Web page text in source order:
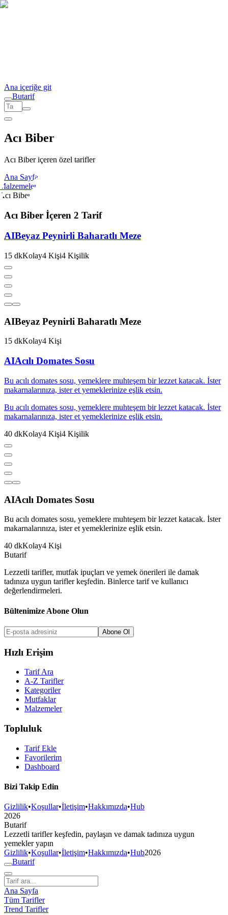
Ana içeriğe git
Butarif
Acı Biber
Acı Biber içeren özel tarifler
Ana Sayfa
Biber
Acı Biber İçeren 2 Tarif
AIBeyaz Peynirli Baharatlı Meze
15 dkKolay4 Kişi4 Kişilik
AIBeyaz Peynirli Baharatlı Meze
15 dkKolay4 Kişi
AIAcılı Domates Sosu
Bu acılı domates sosu, yemeklere muhteşem bir lezzet katacak. İster
makarnalarınıza, ister et yemeklerinize eşlik etsin.
Bu acılı domates sosu, yemeklere muhteşem bir lezzet katacak. İster
makarnalarınıza, ister et yemeklerinize eşlik etsin.
40 dkKolay4 Kişi4 Kişilik
AIAcılı Domates Sosu
Bu acılı domates sosu, yemeklere muhteşem bir lezzet katacak. İster
makarnalarınıza, ister et yemeklerinize eşlik etsin.
40 dkKolay4 Kişi
Butarif
Lezzetli tarifler, mutfak ipuçları ve yemek önerileri ile damak
tadınıza uygun tarifler keşfedin. Binlerce tarif ve kullanıcı
değerlendirmeleri.
Bültenimize Abone Olun
Abone Ol
Hızlı Erişim
Tarif Ara
A-Z Tarifler
Kategoriler
Mutfaklar
Malzemeler
Topluluk
Tarif Ekle
Favorilerim
Dashboard
Bizi Takip Edin
Gizlilik•Koşullar•İletişim•Hakkımızda•Hub
2026
Butarif
Lezzetli tarifler keşfedin, paylaşın ve damak tadınıza uygun
yemekler yapın
Gizlilik•Koşullar•İletişim•Hakkımızda•Hub2026
Butarif
Ana Sayfa
Tüm Tarifler
Trend Tarifler